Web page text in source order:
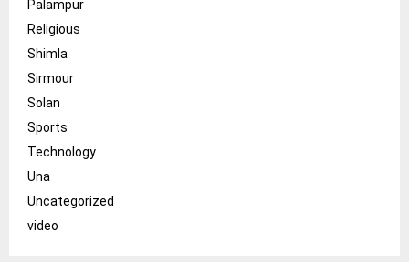
Palampur
Religious
Shimla
Sirmour
Solan
Sports
Technology
Una
Uncategorized
video